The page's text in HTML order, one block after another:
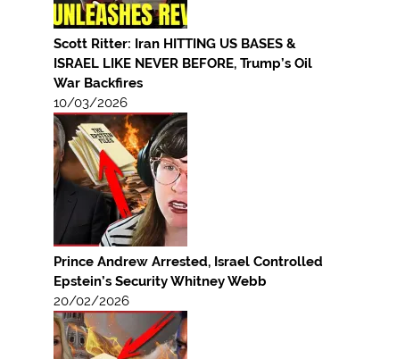
Scott Ritter: Iran HITTING US BASES &
ISRAEL LIKE NEVER BEFORE, Trump’s Oil
War Backfires
10/03/2026
Prince Andrew Arrested, Israel Controlled
Epstein’s Security Whitney Webb
20/02/2026